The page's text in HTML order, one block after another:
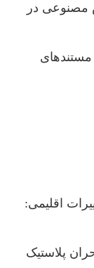
مصنوعی در
اقلیمی:
پلاستیک